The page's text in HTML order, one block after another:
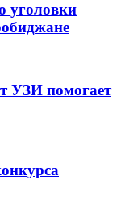
уголовки
УЗИ помогает